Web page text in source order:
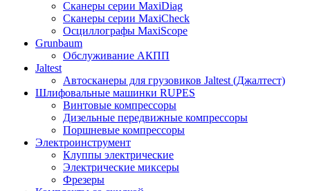
Сканеры серии MaxiDiag
Сканеры серии MaxiCheck
Осциллографы MaxiScope
Grunbaum
Обслуживание АКПП
Jaltest
Автосканеры для грузовиков Jaltest (Джалтест)
Шлифовальные машинки RUPES
Винтовые компрессоры
Дизельные передвижные компрессоры
Поршневые компрессоры
Электроинструмент
Клуппы электрические
Электрические миксеры
Фрезеры